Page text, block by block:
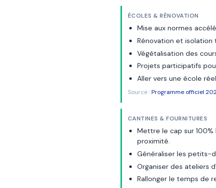
ÉCOLES & RÉNOVATION
Mise aux normes
Rénovation et isolation
Végétalisation des
Projets participatifs
Aller vers une école
Source :Programme officiel
CANTINES & FOURNITURES
Mettre le cap sur
proximité.
Généraliser les petits-
Organiser des ateliers
Rallonger le temps de